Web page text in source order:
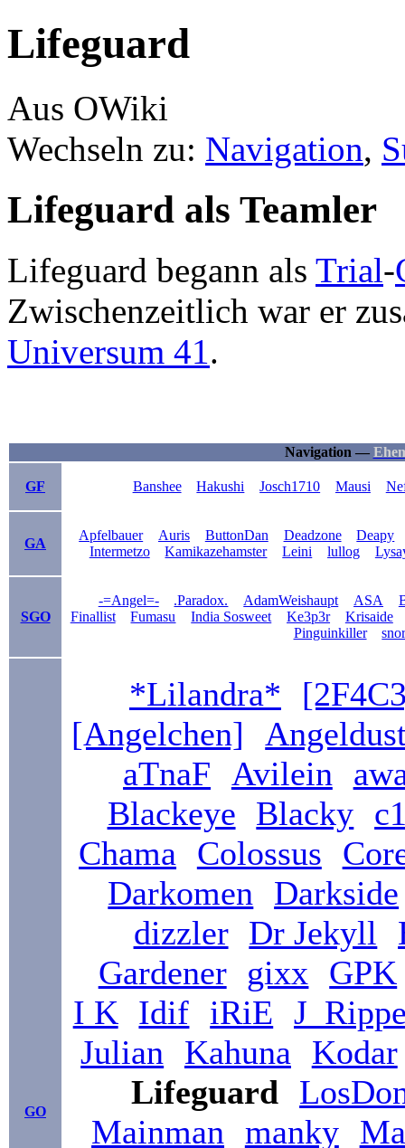
Lifeguard
Aus OWiki
Wechseln zu: Navigation,
Lifeguard als Teamler
Lifeguard begann als Trial-
Zwischenzeitlich war er
Universum 41.
Navigation —
GF Banshee Hakushi Josch1710 Mausi
GA
Apfelbauer Auris ButtonDan Deadzone
Deapy
Intermetzo
Kamikazehamster Leini lullog
SGO
-=Angel=- .Paradox. AdamWeishaupt ASA
Finallist
Fumasu India Sosweet Ke3p3r
Krisaide
Pinguinkiller
GO
*Lilandra*
[Angelchen]
aTnaF Avilein
Blackeye Blacky
Chama
Colossus
Darkomen
Darkside
dizzler Dr Jekyll
Gardener gixx GPK
I K Idif iRiE
Julian
Kahuna
Kodar
Lifeguard
Mainman manky